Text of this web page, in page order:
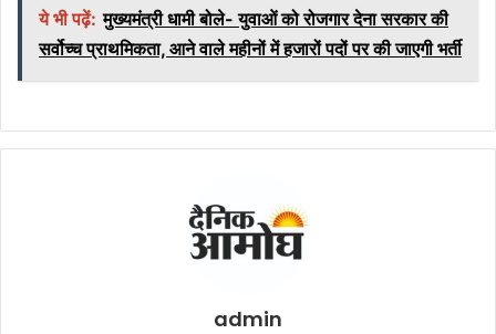
ये भी पढ़ें: मुख्यमंत्री धामी बोले- युवाओं को रोजगार देना सरकार की
सर्वोच्च प्राथमिकता, आने वाले महीनों में हजारों पदों पर की जाएगी भर्ती
admin